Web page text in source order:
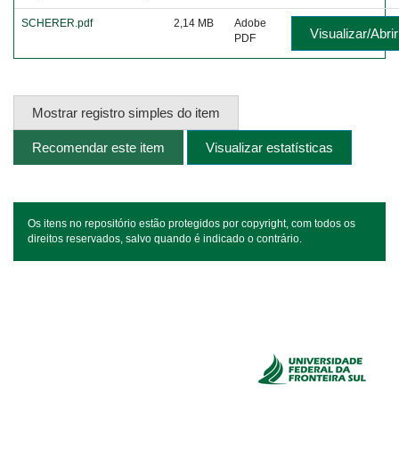
SCHERER.pdf 2,14 MB
Adobe
PDF
Visualizar/Abrir
Mostrar registro simples do item
Recomendar este item Visualizar estatísticas
Os itens no repositório estão protegidos por copyright, com todos os
direitos reservados, salvo quando é indicado o contrário.